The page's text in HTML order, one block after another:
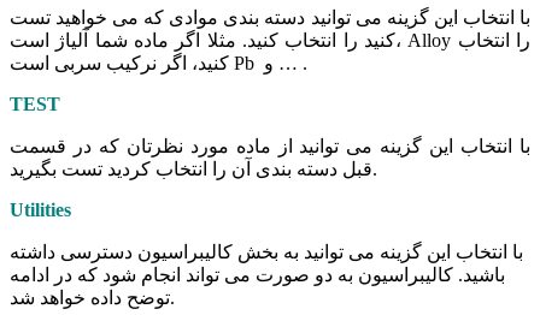
با انتخاب این گزینه می توانید دسته بندی موادی که می خواهید تست
کنید را انتخاب کنید. مثلا اگر ماده شما آلیاژ است، Alloy را انتخاب
کنید، اگر نرکیب سربی است Pb و … .
TEST
با انتخاب این گزینه می توانید از ماده مورد نظرتان که در قسمت
قبل دسته بندی آن را انتخاب کردید تست بگیرید.
Utilities
با انتخاب این گزینه می توانید به بخش کالیبراسیون دسترسی داشته
باشید. کالیبراسیون به دو صورت می تواند انجام شود که در ادامه
توضح داده خواهد شد.